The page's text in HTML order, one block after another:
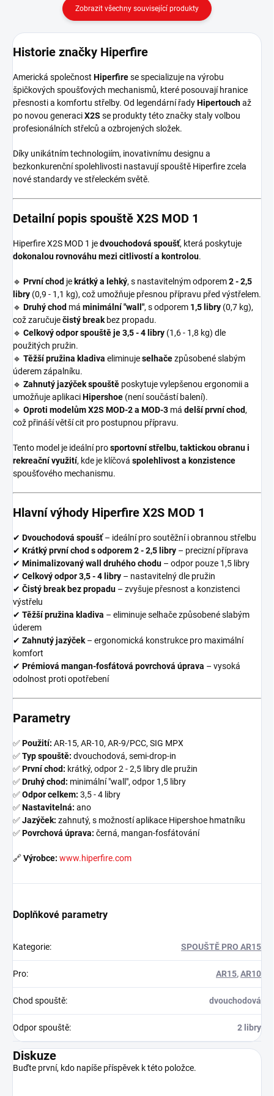
Zobrazit všechny související produkty
Historie značky Hiperfire
Americká společnost Hiperfirese specializuje na výrobu
špičkových spoušťových mechanismů, které posouvají hranice
přesnosti a komfortu střelby. Od legendární řadyHipertouchaž
po novou generaciX2S se produkty této značky staly volbou
profesionálních střelců a ozbrojených složek.
Díky unikátním technologiím, inovativnímu designu a
bezkonkurenční spolehlivosti nastavují spouště Hiperfire zcela
nové standardy ve střeleckém světě.
Detailní popis spouště X2S MOD 1
Hiperfire X2S MOD 1 jedvouchodová spoušť, která poskytuje
dokonalou rovnováhu mezi citlivostí a kontrolou.
🔹 První chod je krátký a lehký, s nastavitelným odporem2 - 2,5
libry (0,9 - 1,1 kg), což umožňuje přesnou přípravu před výstřelem.
🔹 Druhý chod má minimální "wall", s odporem 1,5 libry (0,7 kg),
což zaručuječistý break bez propadu.
🔹 Celkový odpor spouště je 3,5 - 4 libry (1,6 - 1,8 kg) dle
použitých pružin.
🔹 Těžší pružina kladiva eliminujeselhačezpůsobené slabým
úderem zápalníku.
🔹 Zahnutý jazýček spouště poskytuje vylepšenou ergonomii a
umožňuje aplikaciHipershoe (není součástí balení).
🔹 Oproti modelům X2S MOD-2 a MOD-3 má delší první chod,
což přináší větší cit pro postupnou přípravu.
Tento model je ideální prosportovní střelbu, taktickou obranu i
rekreační využití, kde je klíčová spolehlivost a konzistence
spoušťového mechanismu.
Hlavní výhody Hiperfire X2S MOD 1
✔ Dvouchodová spoušť– ideální pro soutěžní i obrannou střelbu
✔ Krátký první chod s odporem 2 - 2,5 libry – precizní příprava
✔ Minimalizovaný wall druhého chodu – odpor pouze 1,5 libry
✔ Celkový odpor 3,5 - 4 libry – nastavitelný dle pružin
✔ Čistý break bez propadu – zvyšuje přesnost a konzistenci
výstřelu
✔ Těžší pružina kladiva – eliminuje selhače způsobené slabým
úderem
✔ Zahnutý jazýček – ergonomická konstrukce pro maximální
komfort
✔ Prémiová mangan-fosfátová povrchová úprava – vysoká
odolnost proti opotřebení
Parametry
✅Použití: AR-15, AR-10, AR-9/PCC, SIG MPX
✅Typ spouště: dvouchodová, semi-drop-in
✅První chod: krátký, odpor 2 - 2,5 libry dle pružin
✅Druhý chod: minimální "wall", odpor 1,5 libry
✅Odpor celkem: 3,5 - 4 libry
✅Nastavitelná: ano
✅Jazýček: zahnutý, s možností aplikace Hipershoe hmatníku
✅Povrchová úprava: černá, mangan-fosfátování
🔗Výrobce: www.hiperfire.com
Doplňkové parametry
Kategorie: SPOUŠTĚ PRO AR15
Pro: AR15,AR10
Chod spouště: dvouchodová
Odpor spouště: 2 libry
Diskuze
Buďte první, kdo napíše příspěvek k této položce.